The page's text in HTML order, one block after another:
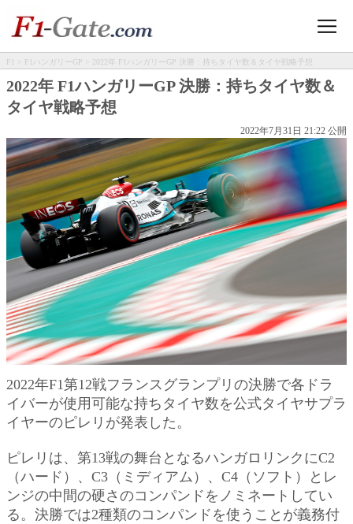
F1 > F1ハンガリーGP > 2022年 F1ハンガリーGP 決勝：持ちタイヤ数＆タイヤ戦略予想
2022年 F1ハンガリーGP 決勝：持ちタイヤ数＆
タイヤ戦略予想
2022年7月31日 21:22 公開
2022年F1第12戦フランスグランプリの決勝で各ドラ
イバーが使用可能な持ちタイヤ数を公式タイヤサプラ
イヤーのピレリが発表した。
ピレリは、第13戦の舞台となるハンガロリンクにC2
（ハード）、C3（ミディアム）、C4（ソフト）とレ
ンジの中間の硬さのコンパンドをノミネートしてい
る。決勝では2種類のコンパンドを使うことが義務付